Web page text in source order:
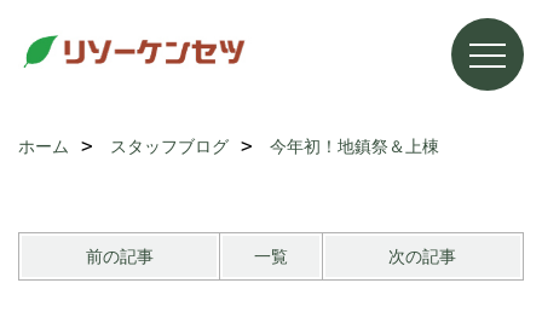
ホーム スタッフブログ 今年初！地鎮祭＆上棟
前の記事 一覧 次の記事